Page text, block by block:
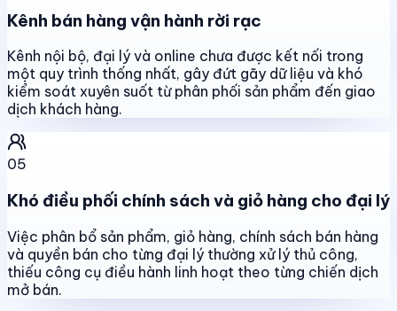
Kênh bán hàng vận hành rời rạc
Kênh nội bộ, đại lý và online chưa được kết nối trong
một quy trình thống nhất, gây đứt gãy dữ liệu và khó
kiểm soát xuyên suốt từ phân phối sản phẩm đến giao
dịch khách hàng.
05
Khó điều phối chính sách và giỏ hàng cho đại lý
Việc phân bổ sản phẩm, giỏ hàng, chính sách bán hàng
và quyền bán cho từng đại lý thường xử lý thủ công,
thiếu công cụ điều hành linh hoạt theo từng chiến dịch
mở bán.